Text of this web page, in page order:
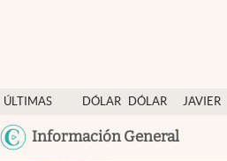
ÚLTIMAS
NOTICIAS
DÓLAR
DÓLAR
JAVIER
Información General
Dólar
Members